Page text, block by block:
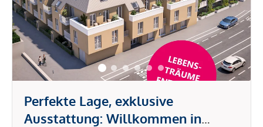
Perfekte Lage, exklusive
Ausstattung: Willkommen in